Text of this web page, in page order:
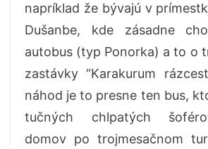
napríklad že bývajú v
Dušanbe, kde zásadne
autobus (typ Ponorka) a to o
zastávky “Karakurum
náhod je to presne ten bus,
tučných chlpatých
domov po trojmesačnom